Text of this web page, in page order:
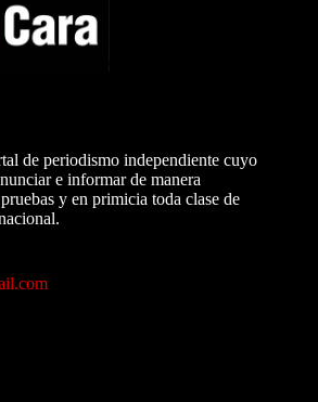
de periodismo independiente cuyo
e informar de manera
y en primicia toda clase de